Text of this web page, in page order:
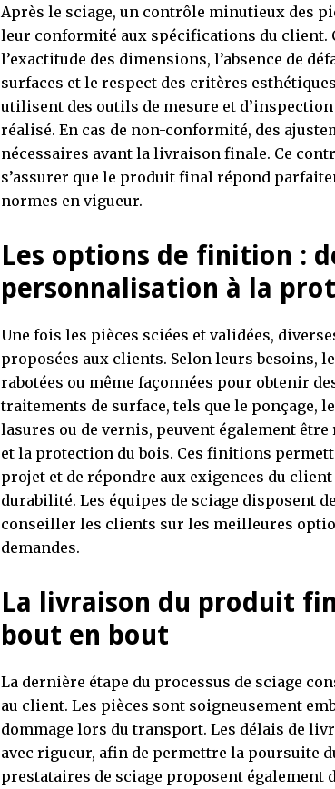
Après le sciage, un contrôle minutieux des
leur conformité aux spécifications du client.
l’exactitude des dimensions, l’absence de
surfaces et le respect des critères
utilisent des outils de mesure et
réalisé. En cas de non-conformité, des
nécessaires avant la livraison finale. Ce
s’assurer que le produit final répond
normes en vigueur.
Les options de finition :
personnalisation à la
Une fois les pièces sciées et validées,
proposées aux clients. Selon leurs besoins,
rabotées ou même façonnées pour obtenir
traitements de surface, tels que le ponçage,
lasures ou de vernis, peuvent également
et la protection du bois. Ces finitions
projet et de répondre aux exigences du
durabilité. Les équipes de sciage disposent
conseiller les clients sur les meilleures
demandes.
La livraison du produit
bout en bout
La dernière étape du processus de sciage
au client. Les pièces sont soigneusement
dommage lors du transport. Les délais de
avec rigueur, afin de permettre la poursuite
prestataires de sciage proposent également